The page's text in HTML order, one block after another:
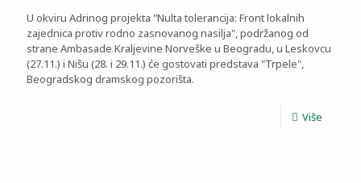
U okviru Adrinog projekta "Nulta tolerancija: Front lokalnih
zajednica protiv rodno zasnovanog nasilja", podržanog od
strane Ambasade Kraljevine Norveške u Beogradu, u Leskovcu
(27.11.) i Nišu (28. i 29.11.) će gostovati predstava "Trpele",
Beogradskog dramskog pozorišta.
Više